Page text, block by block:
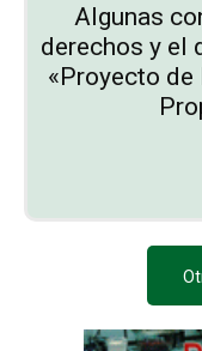
Algunas
derechos y el
«Proyecto